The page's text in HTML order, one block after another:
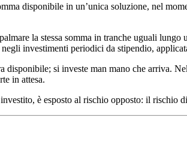
disponibile in un’unica soluzione, nel
la stessa somma in tranche uguali
investimenti periodici da stipendio,
si investe man mano che arriva.
in attesa.
è esposto al rischio opposto: il rischio